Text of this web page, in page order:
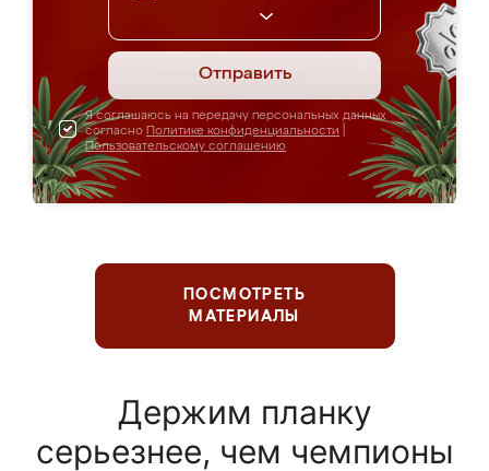
Отправить
Я соглашаюсь на передачу персональных данных
согласно Политике конфиденциальности
Пользовательскому соглашению
ПОСМОТРЕТЬ
МАТЕРИАЛЫ
Держим планку
серьезнее, чем чемпионы